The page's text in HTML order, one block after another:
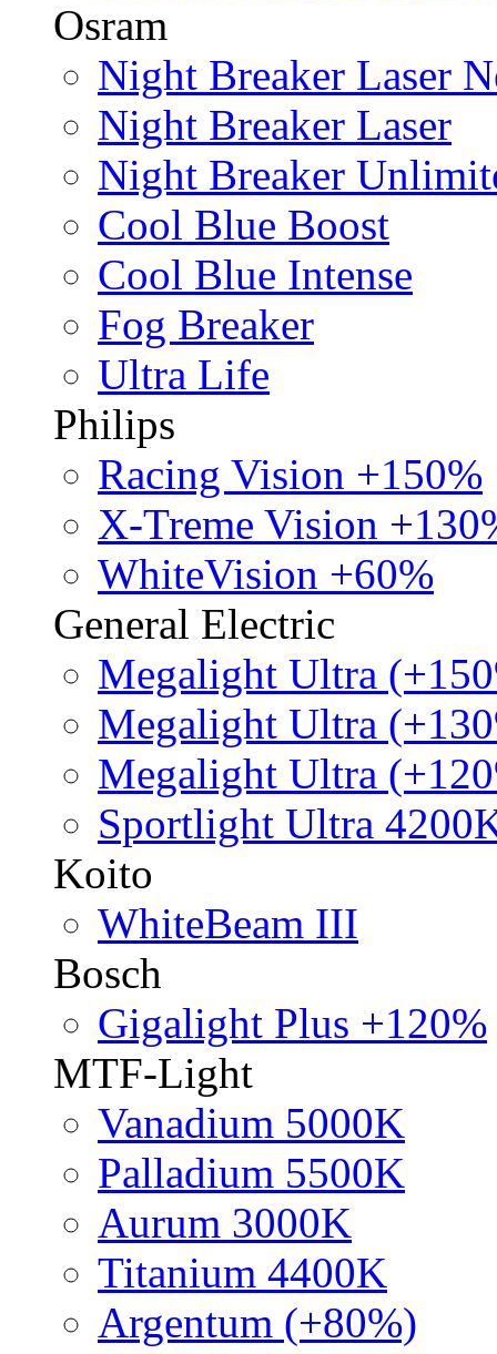
Osram
Night Breaker Laser
Night Breaker Laser
Night Breaker
Cool Blue Boost
Cool Blue Intense
Fog Breaker
Ultra Life
Philips
Racing Vision +150%
X-Treme Vision
WhiteVision +60%
General Electric
Megalight Ultra
Megalight Ultra
Megalight Ultra
Sportlight Ultra
Koito
WhiteBeam III
Bosch
Gigalight Plus +120%
MTF-Light
Vanadium 5000K
Palladium 5500K
Aurum 3000K
Titanium 4400K
Argentum (+80%)